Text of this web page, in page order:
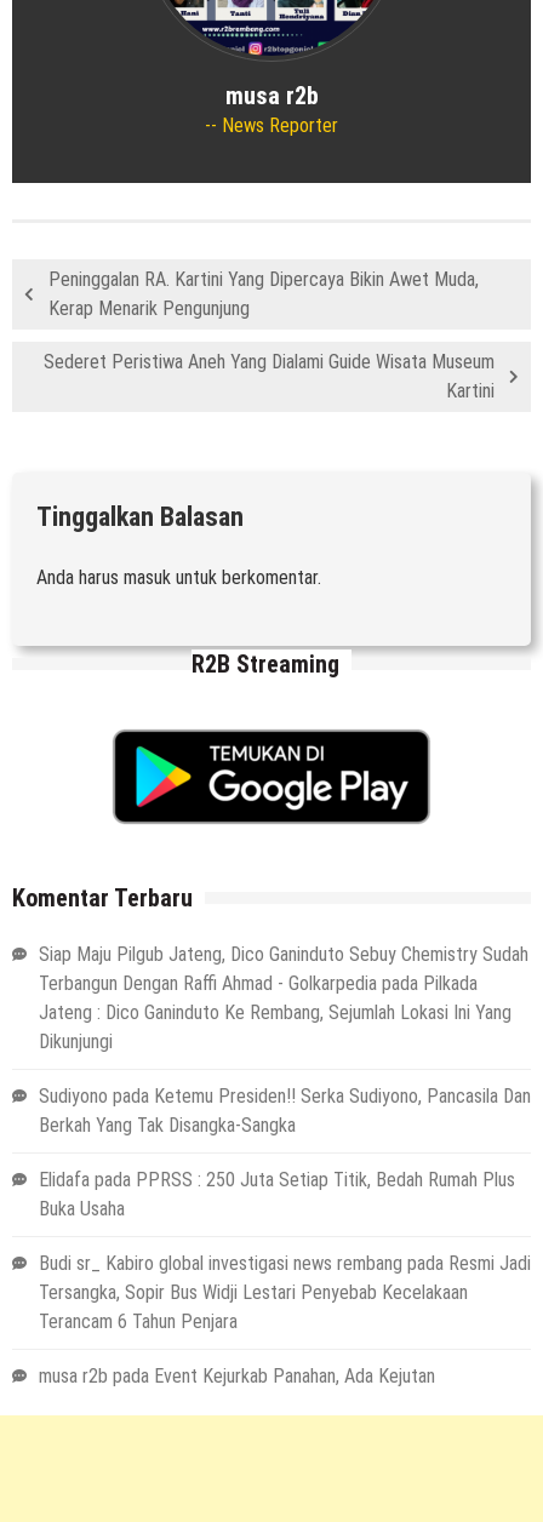
musa r2b
News Reporter
Peninggalan RA. Kartini Yang Dipercaya Bikin Awet Muda,
Kerap Menarik Pengunjung
Sederet Peristiwa Aneh Yang Dialami Guide Wisata Museum
Kartini
Tinggalkan Balasan
Anda harus masuk untuk berkomentar.
R2B Streaming
Komentar Terbaru
Siap Maju Pilgub Jateng, Dico Ganinduto Sebuy Chemistry Sudah
Terbangun Dengan Raffi Ahmad - Golkarpedia pada Pilkada
Jateng : Dico Ganinduto Ke Rembang, Sejumlah Lokasi Ini Yang
Dikunjungi
Sudiyono pada Ketemu Presiden!! Serka Sudiyono, Pancasila Dan
Berkah Yang Tak Disangka-Sangka
Elidafa pada PPRSS : 250 Juta Setiap Titik, Bedah Rumah Plus
Buka Usaha
Budi sr_ Kabiro global investigasi news rembang pada Resmi Jadi
Tersangka, Sopir Bus Widji Lestari Penyebab Kecelakaan
Terancam 6 Tahun Penjara
musa r2b pada Event Kejurkab Panahan, Ada Kejutan